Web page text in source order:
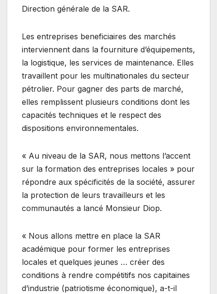
Direction générale de la SAR.
Les entreprises beneficiaires des marchés
interviennent dans la fourniture d’équipements,
la logistique, les services de maintenance. Elles
travaillent pour les multinationales du secteur
pétrolier. Pour gagner des parts de marché,
elles remplissent plusieurs conditions dont les
capacités techniques et le respect des
dispositions environnementales.
« Au niveau de la SAR, nous mettons l’accent
sur la formation des entreprises locales » pour
répondre aux spécificités de la société, assurer
la protection de leurs travailleurs et les
communautés a lancé Monsieur Diop.
« Nous allons mettre en place la SAR
académique pour former les entreprises
locales et quelques jeunes … créer des
conditions à rendre compétitifs nos capitaines
d’industrie (patriotisme économique), a-t-il